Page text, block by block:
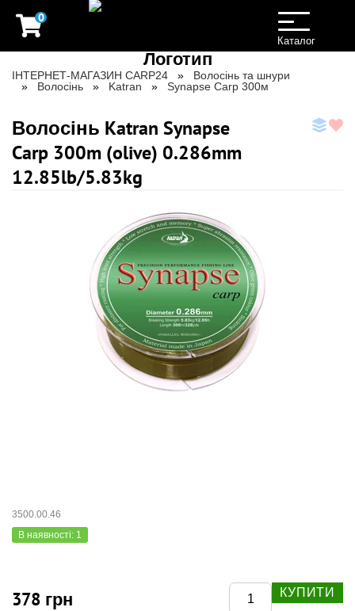
0
Toggle
navigation
Каталог
ІНТЕРНЕТ-МАГАЗИН CARP24
Волосінь та шнури
Волосінь
Katran Synapse Carp 300м
Волосінь Katran Synapse
Carp 300m (olive) 0.286mm
12.85lb/5.83kg
3500.00.46
В наявності: 1
378 грн КУПИТИ